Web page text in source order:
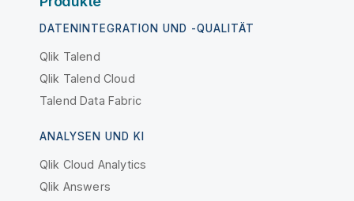
DATENINTEGRATION UND -QUALITÄT
Qlik Talend
Qlik Talend Cloud
Talend Data Fabric
ANALYSEN UND KI
Qlik Cloud Analytics
Qlik Answers